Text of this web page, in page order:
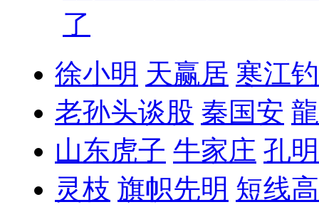
了
徐小明 天赢居 寒江
老孙头谈股 秦国安
山东虎子 牛家庄 孔
灵枝 旗帜先明 短线